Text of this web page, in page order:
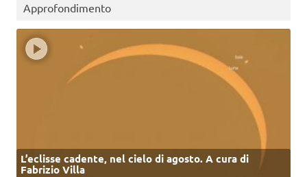
Approfondimento
L’eclisse cadente, nel cielo di agosto. A cura di
Fabrizio Villa